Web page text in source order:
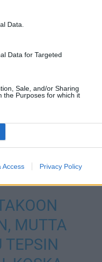
Data.
Data for Targeted
Sale, and/or Sharing
the Purposes for which it
Access Privacy Policy
peliin, mutta
kritiikkiä muun
Kummolan
MUTTA
TEPSIN